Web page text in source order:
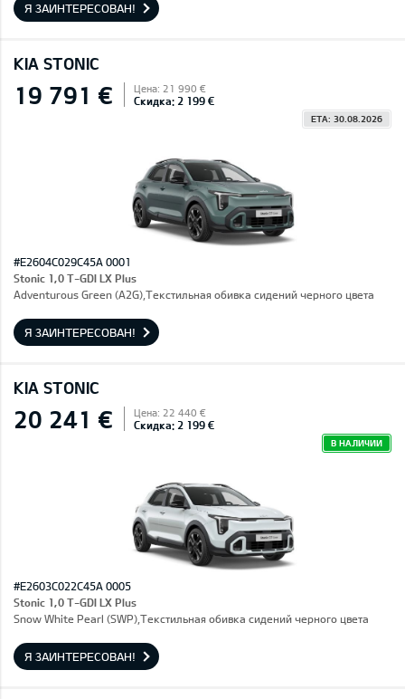
Я ЗАИНТЕРЕСОВАН!
KIA STONIC
19 791 € Цена: 21 990 €
Скидка: 2 199 €
ETA: 30.08.2026
#E2604C029C45A 0001
Stonic 1,0 T-GDI LX Plus
Adventurous Green (A2G),Текстильная обивка сидений черного цвета
Я ЗАИНТЕРЕСОВАН!
KIA STONIC
20 241 € Цена: 22 440 €
Скидка: 2 199 €
В НАЛИЧИИ
#E2603C022C45A 0005
Stonic 1,0 T-GDI LX Plus
Snow White Pearl (SWP),Текстильная обивка сидений черного цвета
Я ЗАИНТЕРЕСОВАН!